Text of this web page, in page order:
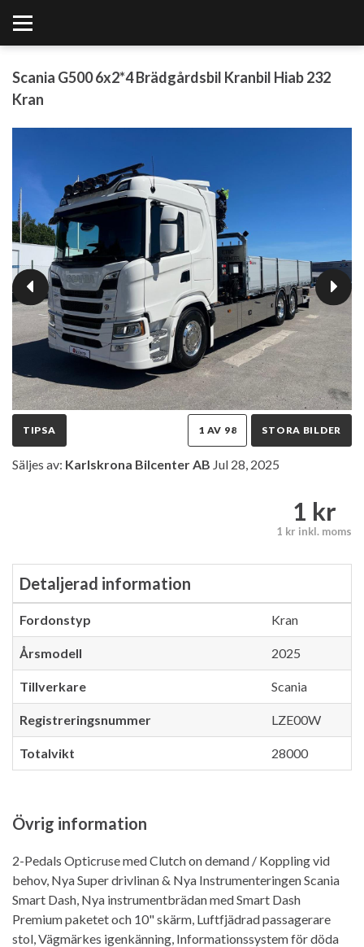
Scania G500 6x2*4 Brädgårdsbil Kranbil Hiab 232
Kran
TIPSA STORA BILDER
1 AV 98
Säljes av: Karlskrona Bilcenter AB Jul 28, 2025
1 kr
1 kr inkl. moms
Detaljerad information
Fordonstyp Kran
Årsmodell 2025
Tillverkare Scania
Registreringsnummer LZE00W
Totalvikt 28000
Övrig information
2-Pedals Opticruse med Clutch on demand / Koppling vid
behov, Nya Super drivlinan & Nya Instrumenteringen Scania
Smart Dash, Nya instrumentbrädan med Smart Dash
Premium paketet och 10" skärm, Luftfjädrad passagerare
stol, Vägmärkes igenkänning, Informationssystem för döda